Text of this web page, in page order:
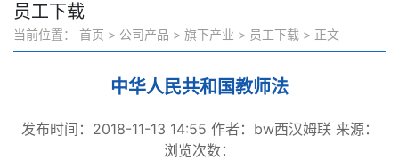
员工下载
当前位置： 首页 > 公司产品 > 旗下产业 > 员工下载 > 正文
中华人民共和国教师法
发布时间：2018-11-13 14:55 作者：bw西汉姆联 来源：
浏览次数：